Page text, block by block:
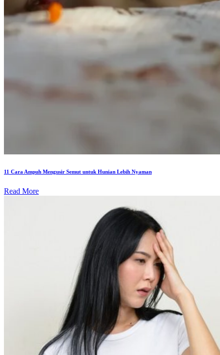
11 Cara Ampuh Mengusir Semut untuk Hunian Lebih Nyaman
Read More